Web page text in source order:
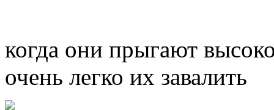
когда они прыгают
очень легко их завалить